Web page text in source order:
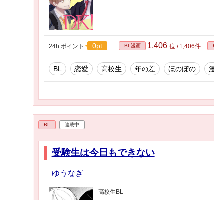
24h.ポイント 0pt BL漫画 1,406 位 / 1,406件
BL 恋愛 高校生 年の差 ほのぼの
BL 連載中
受験生は今日もできない
ゆうなぎ
高校生BL